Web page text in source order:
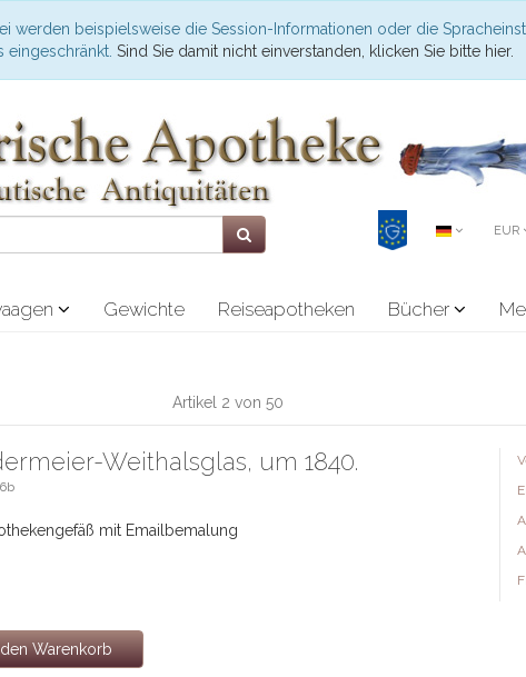
werden beispielsweise die Session-Informationen oder die
Sind Sie damit nicht einverstanden, klicken Sie bitte hier.
EUR
Gewichte Reiseapotheken Bücher
Artikel 2 von 50
Weithalsglas, um 1840.
mit Emailbemalung
Warenkorb